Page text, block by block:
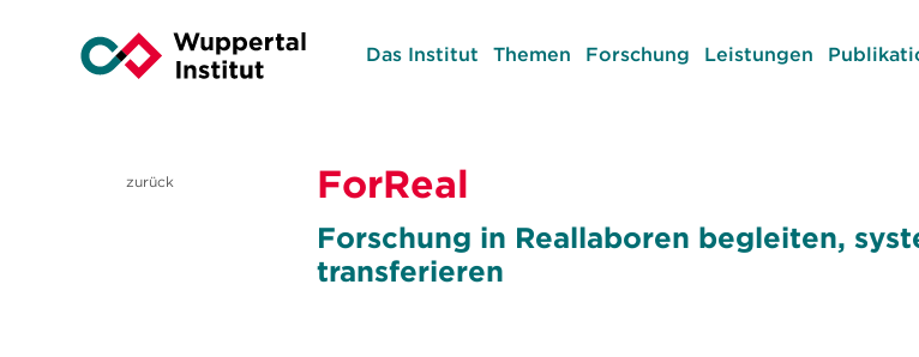
Das Institut Themen Forschung Leistungen
zurück ForReal
Forschung in Reallaboren begleiten,
transferieren